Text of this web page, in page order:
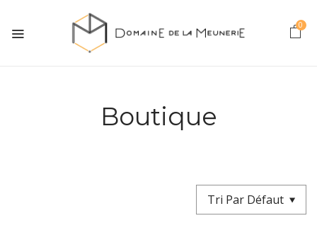
0
Boutique
Tri Par Défaut